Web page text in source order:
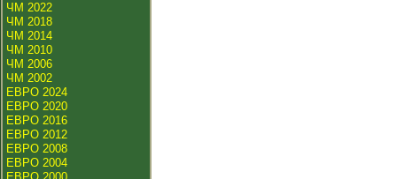
ЧМ 2022
ЧМ 2018
ЧМ 2014
ЧМ 2010
ЧМ 2006
ЧМ 2002
ЕВРО 2024
ЕВРО 2020
ЕВРО 2016
ЕВРО 2012
ЕВРО 2008
ЕВРО 2004